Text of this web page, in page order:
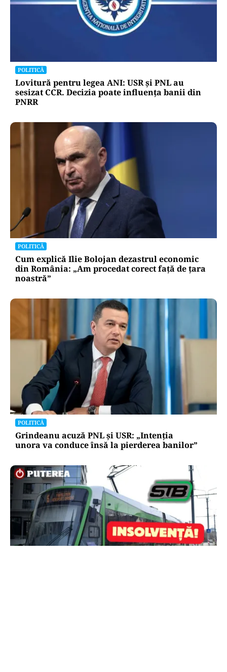
POLITICĂ
Lovitură pentru legea ANI: USR și PNL au
sesizat CCR. Decizia poate influența banii din
PNRR
POLITICĂ
Cum explică Ilie Bolojan dezastrul economic
din România: „Am procedat corect față de țara
noastră”
POLITICĂ
Grindeanu acuză PNL și USR: „Intenția
unora va conduce însă la pierderea banilor”